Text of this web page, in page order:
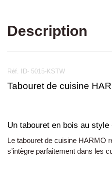
Description
Réf. ID- 5015-KSTW
Tabouret de cuisine
Un tabouret en bois au style
Le tabouret de cuisine HARMO
s’intègre parfaitement dans les